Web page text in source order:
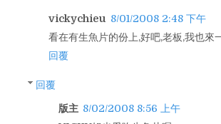
vickychieu 8/01/2008 2:48 下午
看在有生魚片的份上,好吧,老板,我也來
回覆
回覆
版主 8/02/2008 8:56 上午